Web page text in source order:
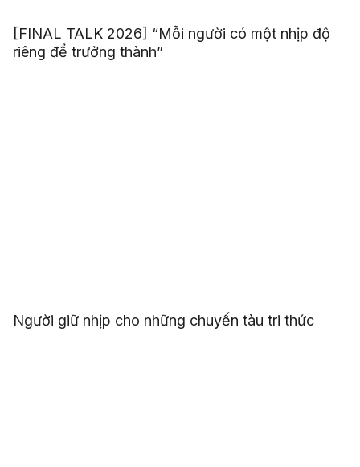
[FINAL TALK 2026] “Mỗi người có một nhịp độ
riêng để trưởng thành”
Người giữ nhịp cho những chuyến tàu tri thức